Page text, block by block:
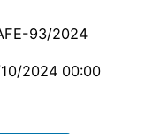
93/2024
2024 00:00